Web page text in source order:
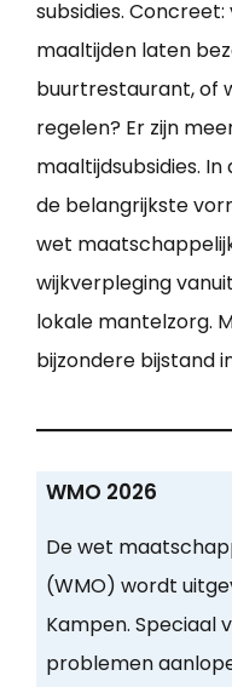
subsidies.
maaltijden laten
buurtrestaurant, of
regelen? Er zijn
maaltijdsubsidies.
de belangrijkste
wet
wijkverpleging
lokale mantelzorg.
bijzondere bijstand
WMO 2026
De wet
(WMO) wordt
Kampen. Speciaal
problemen